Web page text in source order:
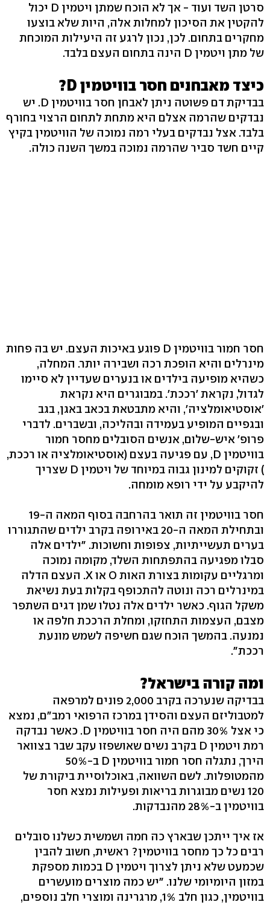
סרטן השד ועוד - אך לא הוכח שמתן ויטמין D יכול
להקטין את הסיכון למחלות אלה, היות שלא בוצעו
מחקרים בתחום. לכן, נכון לרגע זה היעילות המוכחת
של מתן ויטמין D הינה בתחום העצם בלבד.
כיצד מאבחנים חסר בוויטמין ‭?D‬
בבדיקת דם פשוטה ניתן לאבחן חסר בוויטמין ‭.D‬ יש
נבדקים שהרמה אצלם היא מתחת לתחום הרצוי בחורף
בלבד. אצל נבדקים בעלי רמה נמוכה של הוויטמין בקיץ
קיים חשד סביר שהרמה נמוכה במשך השנה כולה.
חסר חמור בוויטמין D פוגע באיכות העצם. יש בה פחות
מינרלים והיא הופכת רכה ושבירה יותר. המחלה,
כשהיא מופיעה בילדים או בנערים שעדיין לא סיימו
לגדול, נקראת 'רככת‭.'‬ במבוגרים היא נקראת
'אוסטיאומלציה‭,'‬ והיא מתבטאת בכאב באגן, בגב
ובגפיים המופיע בעמידה ובהליכה, ובשברים. לדברי
פרופ' איש-שלום, אנשים הסובלים מחסר חמור
בוויטמין ‭,D‬ עם פגיעה בעצם (אוסטיאומלציה או רככת‭,
(‬ זקוקים למינון גבוה במיוחד של ויטמין D שצריך
להיקבע על ידי רופא מומחה.
ובתחילת המאה ה‭20-‬ באירופה בקרב ילדים שהתגוררו
בערים תעשייתיות, צפופות וחשוכות. "ילדים אלה
סבלו מפגיעה בהתפתחות השלד, מקומה נמוכה
ומרגליים עקומות בצורת האות O או ‭.X‬ העצם הדלה
במינרלים רכה ונוטה להתכופף בקלות בעת נשיאת
משקל הגוף. כאשר ילדים אלה נטלו שמן דגים השתפר
מצבם, העצמות התחזקו, ומחלת הרככת חלפה או
נמנעה. בהמשך הוכח שגם חשיפה לשמש מונעת
רככת".
ומה קורה בישראל?
בבדיקה שנערכה בקרב ‭2,000‬ פונים למרפאה
למטבוליזם העצם והסידן במרכז הרפואי רמב"ם, נמצא
כי אצל ‭30%‬ מהם היה חסר בוויטמין ‭.D‬ כאשר נבדקה
רמת ויטמין D בקרב נשים שאושפזו עקב שבר בצוואר
מהמטופלות. לשם השוואה, באוכלוסיית ביקורת של
120 נשים מבוגרות בריאות ופעילות נמצא חסר
בוויטמין ב‭28%-‬ מהנבדקות.
אז איך ייתכן שבארץ כה חמה ושמשית כשלנו סובלים
רבים כל כך מחסר בוויטמין? ראשית, חשוב להבין
שכמעט שלא ניתן לצרוך ויטמין D בכמות מספקת
במזון היומיומי שלנו. "יש כמה מוצרים מועשרים
בוויטמין, כגון חלב ‭,1%‬ מרגרינה ומוצרי חלב נוספים,